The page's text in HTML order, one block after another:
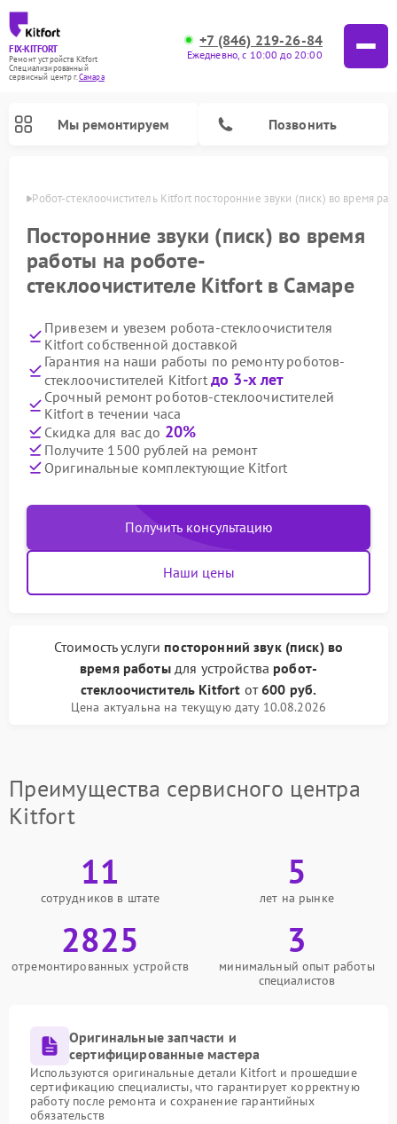
FIX-KITFORT
Ремонт устройств Kitfort
Специализированный
cервисный центр г.Самара
+7 (846) 219-26-84
Ежедневно, с 10:00 до 20:00
Мы ремонтируем Позвонить
Робот-стеклоочиститель Kitfort посторонние звуки (писк) во время
Посторонние звуки (писк) во время
работы на роботе-
стеклоочистителе Kitfort в Самаре
Привезем и увезем робота-стеклоочистителя
Kitfort собственной доставкой
Гарантия на наши работы по ремонту роботов-
стеклоочистителей Kitfort до 3-х лет
Срочный ремонт роботов-стеклоочистителей
Kitfort в течении часа
Скидка для вас до 20%
Получите 1500 рублей на ремонт
Оригинальные комплектующие Kitfort
Получить консультацию
Наши цены
Стоимость услуги посторонний звук (писк) во
время работыдля устройства робот-
стеклоочиститель Kitfort от600 руб.
Цена актуальна на текущую дату 10.08.2026
Преимущества сервисного центра
Kitfort
11
сотрудников в штате
5
лет на рынке
2825
отремонтированных устройств
3
минимальный опыт работы
специалистов
Оригинальные запчасти и
сертифицированные мастера
Используются оригинальные детали Kitfort и прошедшие
сертификацию специалисты, что гарантирует корректную
работу после ремонта и сохранение гарантийных
обязательств